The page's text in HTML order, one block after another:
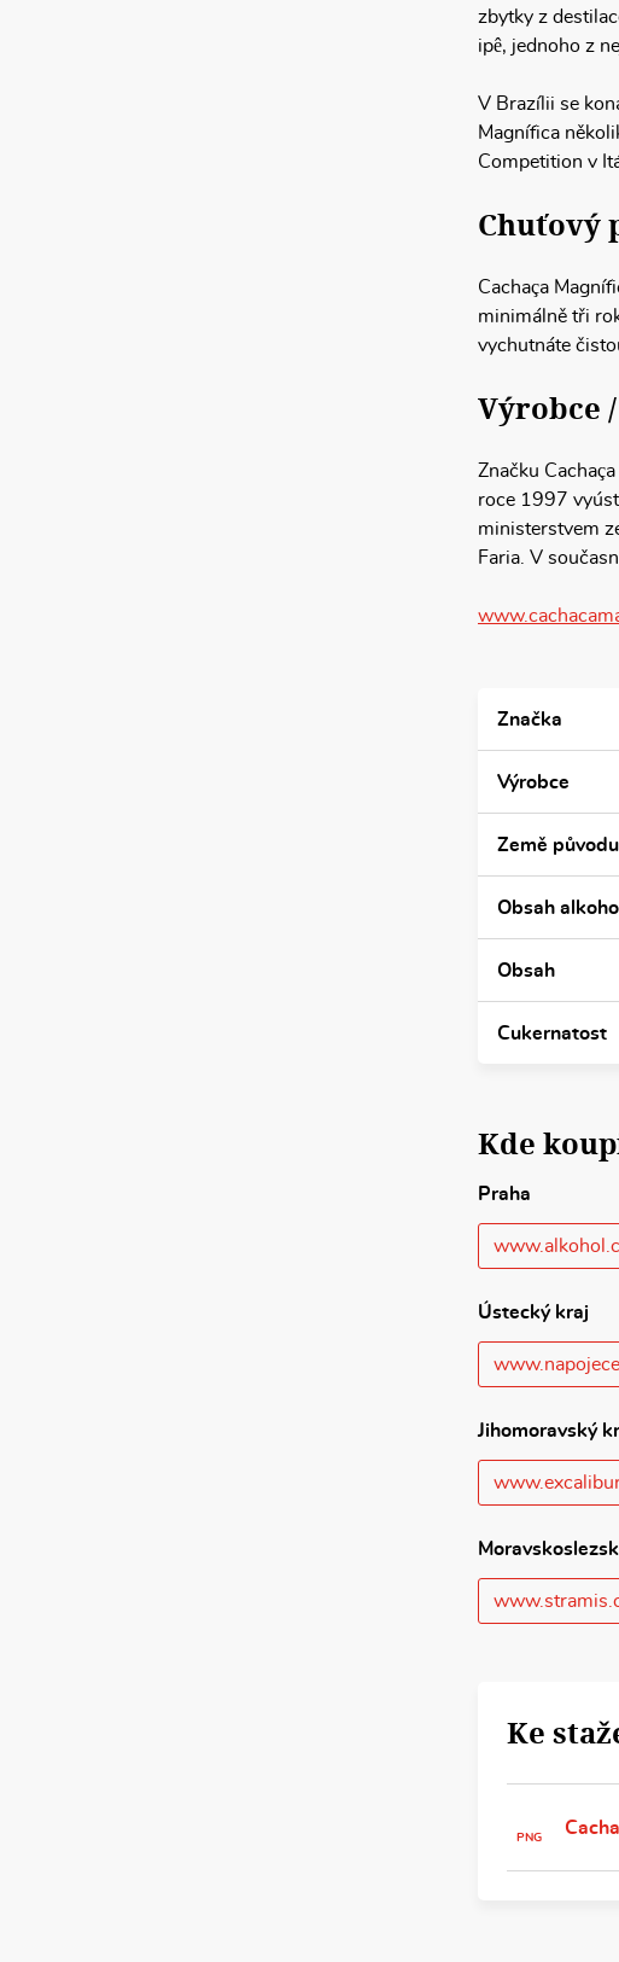
zbytky z
ipê, jednoho z
V Brazílii se
Magnífica
Competition v
Chuťový
Cachaça
minimálně tři
vychutnáte
Výrobce
Značku
roce 1997
ministerstvem
Faria. V
Značka
Výrobce
Země původu
Obsah
Obsah
Cukernatost
Kde
Praha
Ústecký kraj
Jihomoravský
Ke
PNG